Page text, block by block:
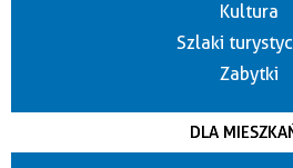
Kultura
Szlaki
Zabytki
DLA